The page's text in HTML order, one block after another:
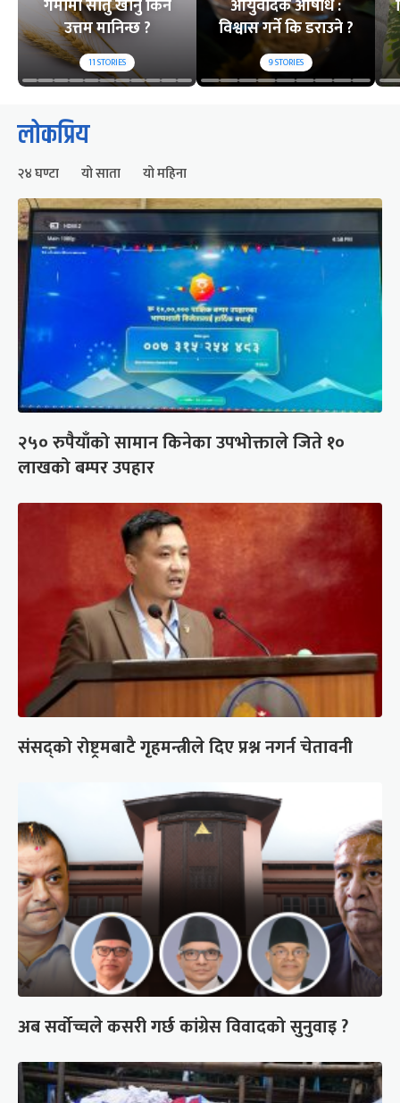
गर्मीमा सातु खानु किन
उत्तम मानिन्छ ?
11STORIES
आयुर्वेदिक औषधि :
विश्वास गर्ने कि डराउने ?
9STORIES
लोकप्रिय
२४ घण्टा यो साता यो महिना
२५० रुपैयाँको सामान किनेका उपभोक्ताले जिते १०
लाखको बम्पर उपहार
संसद्को रोष्ट्रमबाटै गृहमन्त्रीले दिए प्रश्न नगर्न चेतावनी
अब सर्वोच्चले कसरी गर्छ कांग्रेस विवादको सुनुवाइ ?